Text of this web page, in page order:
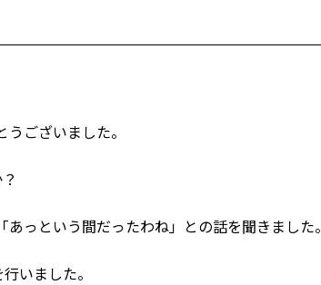
ございました。
っという間だったわね」との話を聞きました。
いました。